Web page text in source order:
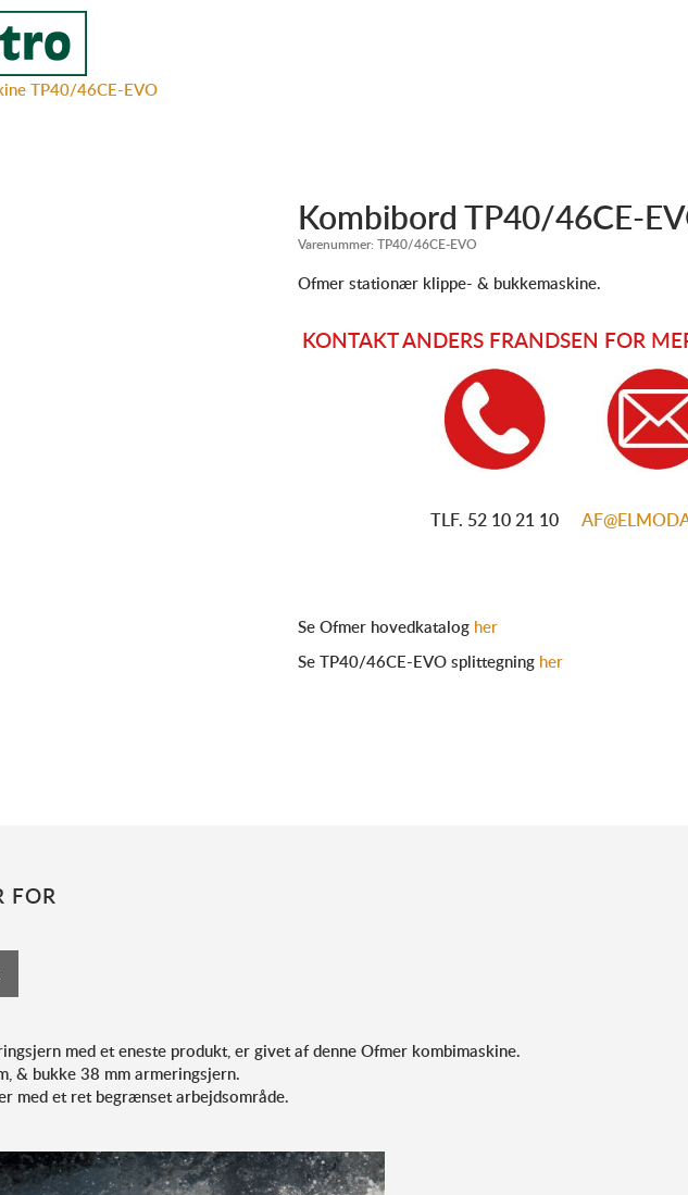
Kombibord TP40/46CE-
Varenummer:TP40/46CE-EVO
Ofmer stationær klippe- & bukkemaskine.
KONTAKT ANDERS FRANDSEN FOR
TLF. 5210 21 10
Se Ofmer hovedkatalog her
Se TP40/46CE-EVO splittegning her
FOR
med et eneste produkt, er givet af denne Ofmer kombimaskine.
& bukke 38 mm armeringsjern.
med et ret begrænset arbejdsområde.